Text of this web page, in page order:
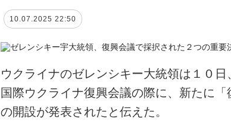
10.07.2025 22:50
ウクライナのゼレンシキー大統領は１０
国際ウクライナ復興会議の際に、新たに
の開設が発表されたと伝えた。